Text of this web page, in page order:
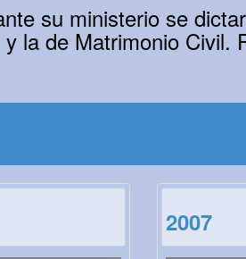
su ministerio se
la de Matrimonio Civil.
2007